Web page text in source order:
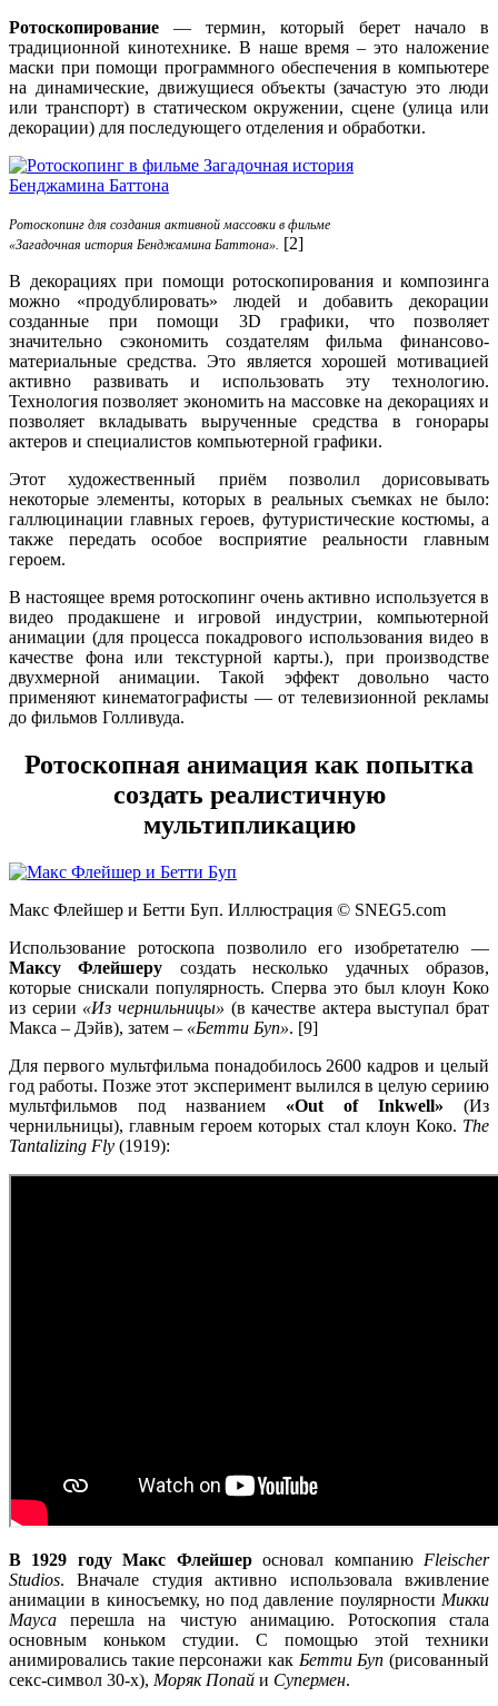
Ротоскопирование — термин, который берет начало в
традиционной кинотехнике. В наше время – это наложение
маски при помощи программного обеспечения в компьютере
на динамические, движущиеся объекты (зачастую это люди
или транспорт) в статическом окружении, сцене (улица или
декорации) для последующего отделения и обработки.
Ротоскопинг для создания активной массовки в фильме
«Загадочная история Бенджамина Баттона». [2]
В декорациях при помощи ротоскопирования и композинга
можно «продублировать» людей и добавить декорации
созданные при помощи 3D графики, что позволяет
значительно сэкономить создателям фильма финансово-
материальные средства. Это является хорошей мотивацией
активно развивать и использовать эту технологию.
Технология позволяет экономить на массовке на декорациях и
позволяет вкладывать вырученные средства в гонорары
актеров и специалистов компьютерной графики.
Этот художественный приём позволил дорисовывать
некоторые элементы, которых в реальных съемках не было:
галлюцинации главных героев, футуристические костюмы, а
также передать особое восприятие реальности главным
героем.
В настоящее время ротоскопинг очень активно используется в
видео продакшене и игровой индустрии, компьютерной
анимации (для процесса покадрового использования видео в
качестве фона или текстурной карты.), при производстве
двухмерной анимации. Такой эффект довольно часто
применяют кинематографисты — от телевизионной рекламы
до фильмов Голливуда.
Ротоскопная анимация как попытка
создать реалистичную
мультипликацию
Макс Флейшер и Бетти Буп. Иллюстрация © SNEG5.com
Использование ротоскопа позволило его изобретателю —
Максу Флейшеру создать несколько удачных образов,
которые снискали популярность. Сперва это был клоун Коко
из серии «Из чернильницы» (в качестве актера выступал брат
Макса – Дэйв), затем – «Бетти Буп». [9]
Для первого мультфильма понадобилось 2600 кадров и целый
год работы. Позже этот эксперимент вылился в целую сериию
мультфильмов под названием «Out of Inkwell» (Из
чернильницы), главным героем которых стал клоун Коко. The
Tantalizing Fly (1919):
В 1929 году Макс Флейшеросновал компанию Fleischer
Studios. Вначале студия активно использовала вживление
анимации в киносъемку, но под давление поулярности Микки
Мауса перешла на чистую анимацию. Ротоскопия стала
основным коньком студии. С помощью этой техники
анимировались такие персонажи как Бетти Буп (рисованный
секс-символ 30-х), Моряк Попай и Супермен.